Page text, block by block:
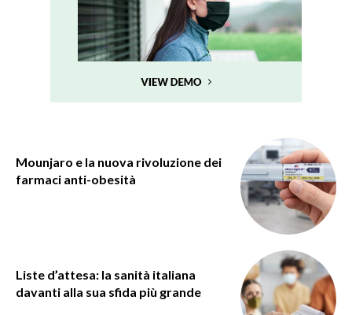
Mounjaro e la nuova rivoluzione dei
farmaci anti-obesità
Liste d’attesa: la sanità italiana
davanti alla sua sfida più grande